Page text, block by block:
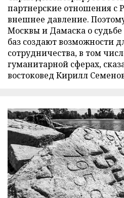
партнерские отношения с
внешнее давление.
Москвы и Дамаска о
баз создают возможности
сотрудничества, в том
гуманитарной сферах,
востоковед Кирилл